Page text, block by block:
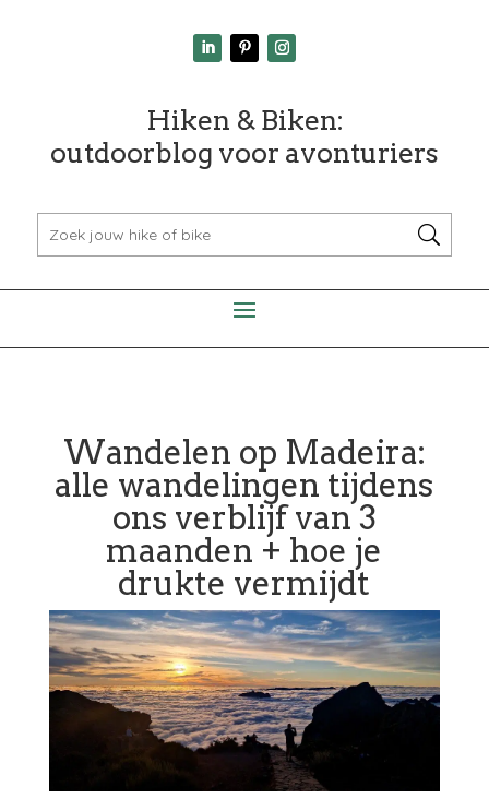
Hiken & Biken:
outdoorblog voor avonturiers
Wandelen op Madeira:
alle wandelingen tijdens
ons verblijf van 3
maanden + hoe je
drukte vermijdt